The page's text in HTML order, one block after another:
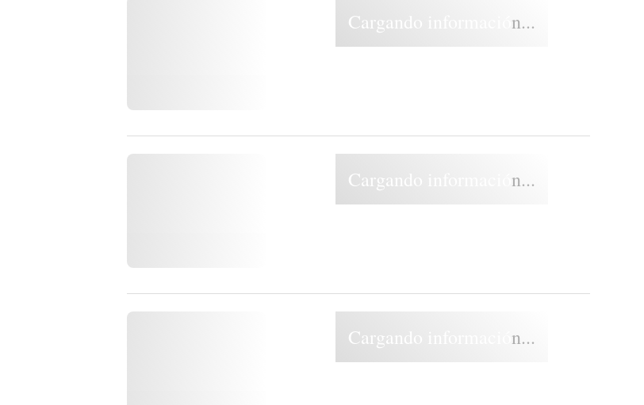
Cargando información...
Cargando información...
Cargando información...